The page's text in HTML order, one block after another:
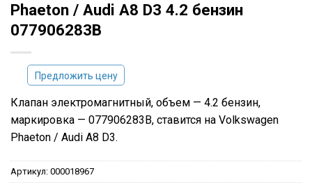
Phaeton / Audi A8 D3 4.2 бензин
077906283B
Предложить цену
Клапан электромагнитный, объем — 4.2 бензин,
маркировка — 077906283B, ставится на Volkswagen
Phaeton / Audi A8 D3.
Артикул: 000018967